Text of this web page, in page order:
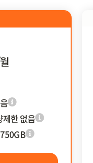
제한 없음
750GB